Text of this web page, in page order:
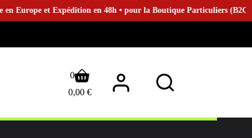
en 48h • pour la Boutique Particuliers (B2C)
Panier
d’achat
0,00 €
0